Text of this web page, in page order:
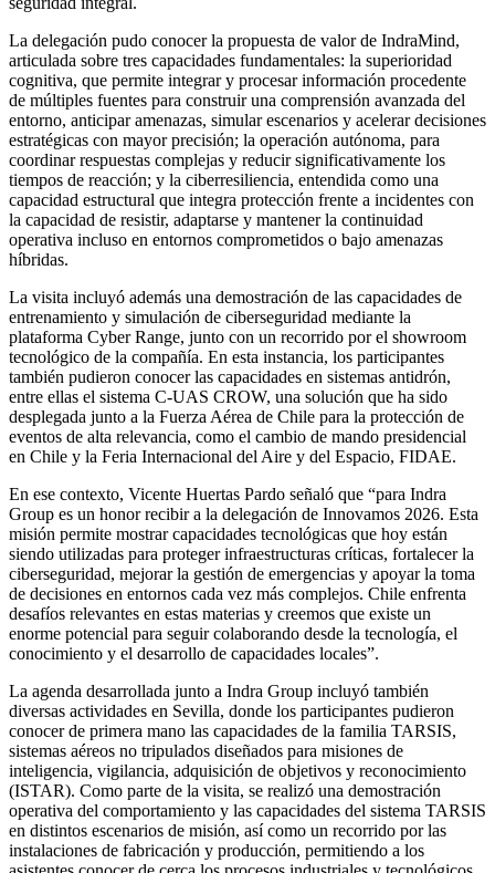
La delegación pudo conocer la propuesta de valor de IndraMind,
articulada sobre tres capacidades fundamentales: la superioridad
cognitiva, que permite integrar y procesar información procedente
de múltiples fuentes para construir una comprensión avanzada del
entorno, anticipar amenazas, simular escenarios y acelerar decisiones
estratégicas con mayor precisión; la operación autónoma, para
coordinar respuestas complejas y reducir significativamente los
tiempos de reacción; y la ciberresiliencia, entendida como una
capacidad estructural que integra protección frente a incidentes con
la capacidad de resistir, adaptarse y mantener la continuidad
operativa incluso en entornos comprometidos o bajo amenazas
híbridas.
La visita incluyó además una demostración de las capacidades de
entrenamiento y simulación de ciberseguridad mediante la
plataforma Cyber Range, junto con un recorrido por el showroom
tecnológico de la compañía. En esta instancia, los participantes
también pudieron conocer las capacidades en sistemas antidrón,
entre ellas el sistema C-UAS CROW, una solución que ha sido
desplegada junto a la Fuerza Aérea de Chile para la protección de
eventos de alta relevancia, como el cambio de mando presidencial
en Chile y la Feria Internacional del Aire y del Espacio, FIDAE.
En ese contexto, Vicente Huertas Pardo señaló que “para Indra
Group es un honor recibir a la delegación de Innovamos 2026. Esta
misión permite mostrar capacidades tecnológicas que hoy están
siendo utilizadas para proteger infraestructuras críticas, fortalecer la
ciberseguridad, mejorar la gestión de emergencias y apoyar la toma
de decisiones en entornos cada vez más complejos. Chile enfrenta
desafíos relevantes en estas materias y creemos que existe un
enorme potencial para seguir colaborando desde la tecnología, el
conocimiento y el desarrollo de capacidades locales”.
La agenda desarrollada junto a Indra Group incluyó también
diversas actividades en Sevilla, donde los participantes pudieron
conocer de primera mano las capacidades de la familia TARSIS,
sistemas aéreos no tripulados diseñados para misiones de
inteligencia, vigilancia, adquisición de objetivos y reconocimiento
(ISTAR). Como parte de la visita, se realizó una demostración
operativa del comportamiento y las capacidades del sistema TARSIS
en distintos escenarios de misión, así como un recorrido por las
instalaciones de fabricación y producción, permitiendo a los